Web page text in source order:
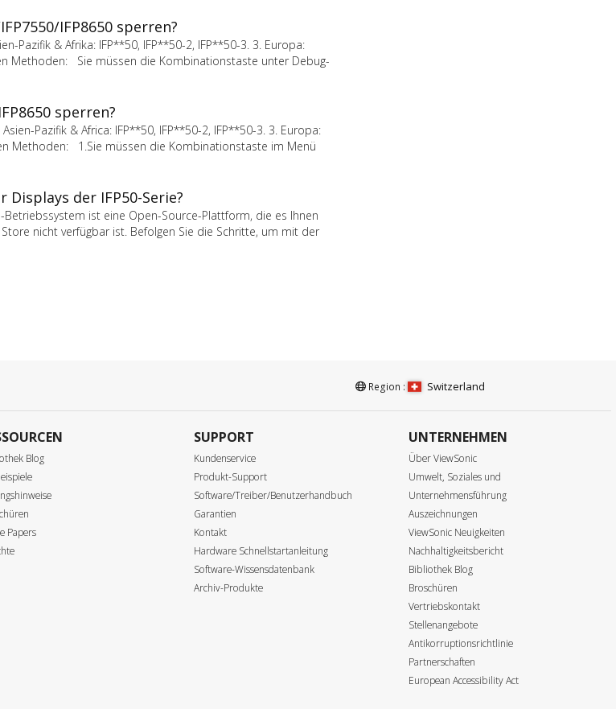
IFP8650 sperren?
Pazifik & Afrika: IFP**50, IFP**50-2, IFP**50-3. 3. Europa:
Methoden: Sie müssen die Kombinationstaste unter Debug-
sperren?
Pazifik & Africa: IFP**50, IFP**50-2, IFP**50-3. 3. Europa:
Methoden: 1.Sie müssen die Kombinationstaste im Menü
der IFP50-Serie?
ist eine Open-Source-Plattform, die es Ihnen
nicht verfügbar ist. Befolgen Sie die Schritte, um mit der
Region : Switzerland
Blog
Papers
SUPPORT
Kundenservice
Produkt-Support
Software/Treiber/Benutzerhandbuch
Garantien
Kontakt
Hardware Schnellstartanleitung
Software-Wissensdatenbank
Archiv-Produkte
UNTERNEHMEN
Über ViewSonic
Umwelt, Soziales und
Unternehmensführung
Auszeichnungen
ViewSonic Neuigkeiten
Nachhaltigkeitsbericht
Bibliothek Blog
Broschüren
Vertriebskontakt
Stellenangebote
Antikorruptionsrichtlinie
Partnerschaften
European Accessibility Act